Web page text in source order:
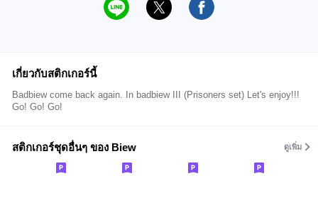
เกี่ยวกับสติกเกอร์นี้
Badbiew come back again. In badbiew III (Prisoners set) Let's enjoy!!!
Go! Go! Go!
สติกเกอร์ชุดอื่นๆ ของ Biew ดูเพิ่ม